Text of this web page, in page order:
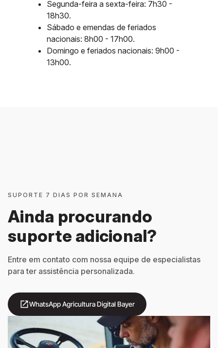
Segunda-feira a sexta-feira: 7h30 -
18h30.
Sábado e emendas de feriados
nacionais: 8h00 - 17h00.
Domingo e feriados nacionais: 9h00 -
13h00.
SUPORTE 7 DIAS POR SEMANA
Ainda procurando
suporte adicional?
Entre em contato com nossa equipe de especialistas
para ter assistência personalizada.
WhatsApp Agricultura Digital Bayer
open_in_new